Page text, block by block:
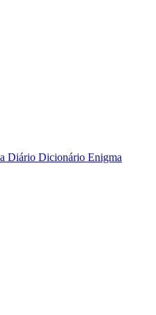
Diário Dicionário Enigma